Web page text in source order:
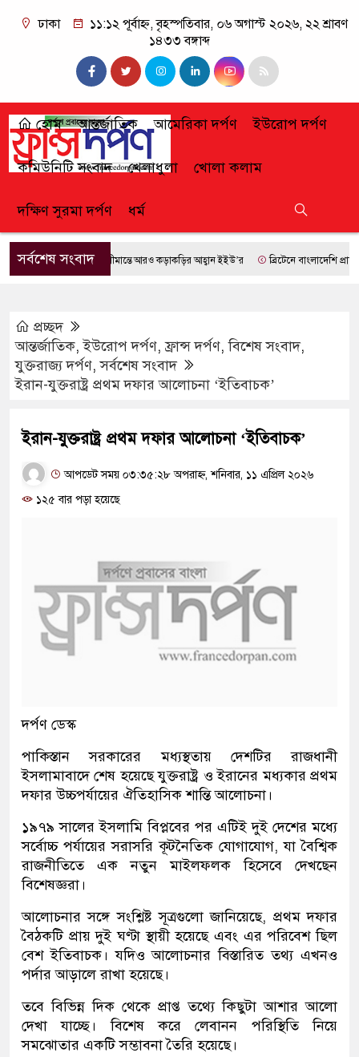
ঢাকা
১১:১২ পূর্বাহ্ন, বৃহস্পতিবার, ০৬ অগাস্ট ২০২৬, ২২ শ্রাবণ
১৪৩৩ বঙ্গাব্দ
হোম আন্তর্জাতিক আমেরিকা দর্পণ ইউরোপ দর্পণ
কমিউনিটি সংবাদ খেলাধুলা খোলা কলাম
দক্ষিণ সুরমা দর্পণ ধর্ম
সর্বশেষ সংবাদসীমান্তে আরও কড়াকড়ির আহ্বান ইইউ’র ব্রিটেনে বাংলাদেশি প্রায় ৭
প্রচ্ছদ
আন্তর্জাতিক,ইউরোপ দর্পণ,ফ্রান্স দর্পণ,বিশেষ সংবাদ,
যুক্তরাজ্য দর্পণ,সর্বশেষ সংবাদ
ইরান-যুক্তরাষ্ট্র প্রথম দফার আলোচনা ‘ইতিবাচক’
ইরান-যুক্তরাষ্ট্র প্রথম দফার আলোচনা ‘ইতিবাচক’
আপডেট সময় ০৩:৩৫:২৮ অপরাহ্ন, শনিবার, ১১ এপ্রিল ২০২৬
১২৫ বার পড়া হয়েছে
দর্পণ ডেস্ক
পাকিস্তান সরকারের মধ্যস্থতায় দেশটির রাজধানী
ইসলামাবাদে শেষ হয়েছে যুক্তরাষ্ট্র ও ইরানের মধ্যকার প্রথম
দফার উচ্চপর্যায়ের ঐতিহাসিক শান্তি আলোচনা।
১৯৭৯ সালের ইসলামি বিপ্লবের পর এটিই দুই দেশের মধ্যে
সর্বোচ্চ পর্যায়ের সরাসরি কূটনৈতিক যোগাযোগ, যা বৈশ্বিক
রাজনীতিতে এক নতুন মাইলফলক হিসেবে দেখছেন
বিশেষজ্ঞরা।
আলোচনার সঙ্গে সংশ্লিষ্ট সূত্রগুলো জানিয়েছে, প্রথম দফার
বৈঠকটি প্রায় দুই ঘণ্টা স্থায়ী হয়েছে এবং এর পরিবেশ ছিল
বেশ ইতিবাচক। যদিও আলোচনার বিস্তারিত তথ্য এখনও
পর্দার আড়ালে রাখা হয়েছে।
তবে বিভিন্ন দিক থেকে প্রাপ্ত তথ্যে কিছুটা আশার আলো
দেখা যাচ্ছে। বিশেষ করে লেবানন পরিস্থিতি নিয়ে
সমঝোতার একটি সম্ভাবনা তৈরি হয়েছে।